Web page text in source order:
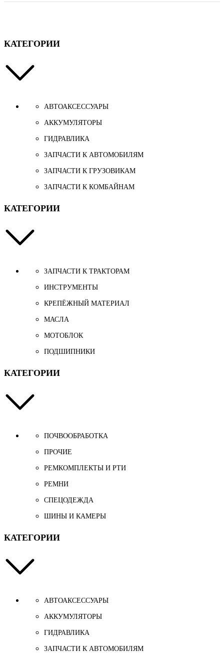
КАТЕГОРИИ
АВТОАКСЕССУАРЫ
АККУМУЛЯТОРЫ
ГИДРАВЛИКА
ЗАПЧАСТИ К АВТОМОБИЛЯМ
ЗАПЧАСТИ К ГРУЗОВИКАМ
ЗАПЧАСТИ К КОМБАЙНАМ
КАТЕГОРИИ
ЗАПЧАСТИ К ТРАКТОРАМ
ИНСТРУМЕНТЫ
КРЕПЁЖНЫЙ МАТЕРИАЛ
МАСЛА
МОТОБЛОК
ПОДШИПНИКИ
КАТЕГОРИИ
ПОЧВООБРАБОТКА
ПРОЧИЕ
РЕМКОМПЛЕКТЫ И РТИ
РЕМНИ
СПЕЦОДЕЖДА
ШИНЫ И КАМЕРЫ
КАТЕГОРИИ
АВТОАКСЕССУАРЫ
АККУМУЛЯТОРЫ
ГИДРАВЛИКА
ЗАПЧАСТИ К АВТОМОБИЛЯМ